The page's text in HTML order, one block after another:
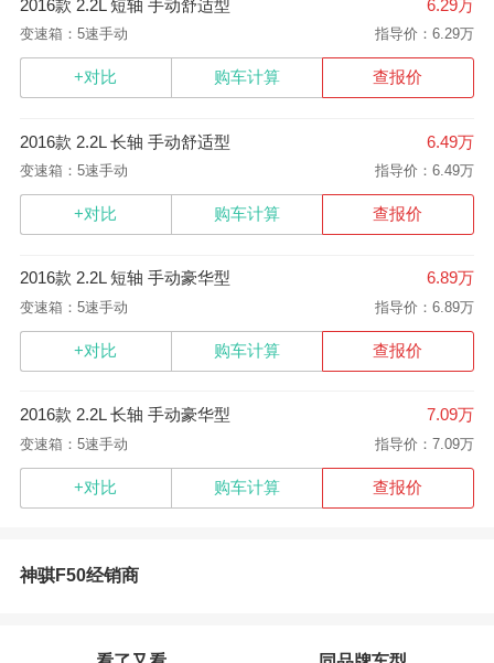
2016款 2.2L 短轴 手动舒适型
变速箱：5速手动
6.29万
指导价：6.29万
+对比 购车计算 查报价
2016款 2.2L 长轴 手动舒适型
变速箱：5速手动
6.49万
指导价：6.49万
+对比 购车计算 查报价
2016款 2.2L 短轴 手动豪华型
变速箱：5速手动
6.89万
指导价：6.89万
+对比 购车计算 查报价
2016款 2.2L 长轴 手动豪华型
变速箱：5速手动
7.09万
指导价：7.09万
+对比 购车计算 查报价
神骐F50经销商